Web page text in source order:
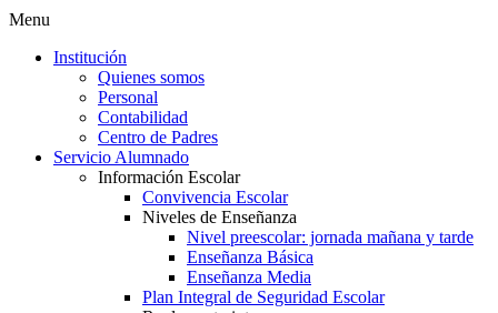
Menu
Institución
Quienes somos
Personal
Contabilidad
Centro de Padres
Servicio Alumnado
Información Escolar
Convivencia Escolar
Niveles de Enseñanza
Nivel preescolar: jornada mañana y tarde
Enseñanza Básica
Enseñanza Media
Plan Integral de Seguridad Escolar